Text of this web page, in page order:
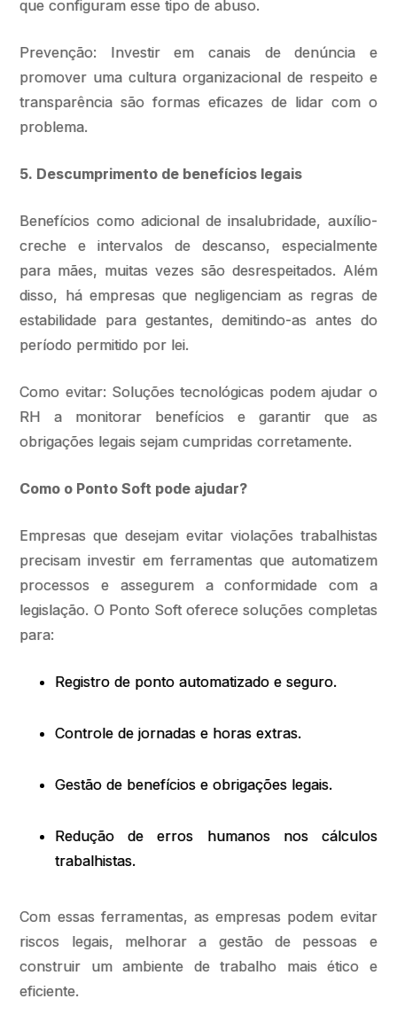
que configuram esse tipo de abuso.
Prevenção: Investir em canais de denúncia e
promover uma cultura organizacional de respeito e
transparência são formas eficazes de lidar com o
problema.
5. Descumprimento de benefícios legais
Benefícios como adicional de insalubridade, auxílio-
creche e intervalos de descanso, especialmente
para mães, muitas vezes são desrespeitados. Além
disso, há empresas que negligenciam as regras de
estabilidade para gestantes, demitindo-as antes do
período permitido por lei.
Como evitar: Soluções tecnológicas podem ajudar o
RH a monitorar benefícios e garantir que as
obrigações legais sejam cumpridas corretamente.
Como o Ponto Soft pode ajudar?
Empresas que desejam evitar violações trabalhistas
precisam investir em ferramentas que automatizem
processos e assegurem a conformidade com a
legislação. O Ponto Soft oferece soluções completas
para:
Registro de ponto automatizado e seguro.
Controle de jornadas e horas extras.
Gestão de benefícios e obrigações legais.
Redução de erros humanos nos cálculos
trabalhistas.
Com essas ferramentas, as empresas podem evitar
riscos legais, melhorar a gestão de pessoas e
construir um ambiente de trabalho mais ético e
eficiente.